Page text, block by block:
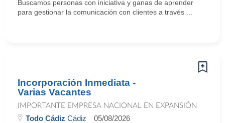
Buscamos personas con iniciativa y ganas de aprender
para gestionar la comunicación con clientes a través ...
Incorporación Inmediata -
Varias Vacantes
IMPORTANTE EMPRESA NACIONAL EN EXPANSIÓN
Todo Cádiz Cádiz 05/08/2026